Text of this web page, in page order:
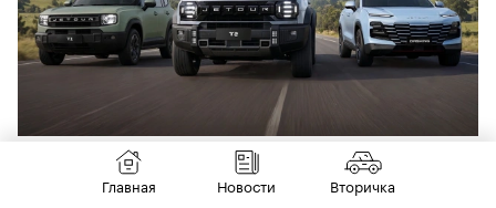
6 августа
Jetour анонсировал ряд новинок в России.
Главная Новости Вторичка